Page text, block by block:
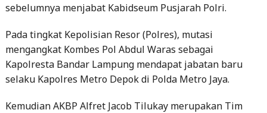
sebelumnya menjabat Kabidseum Pusjarah Polri.
Pada tingkat Kepolisian Resor (Polres), mutasi
mengangkat Kombes Pol Abdul Waras sebagai
Kapolresta Bandar Lampung mendapat jabatan baru
selaku Kapolres Metro Depok di Polda Metro Jaya.
Kemudian AKBP Alfret Jacob Tilukay merupakan Tim